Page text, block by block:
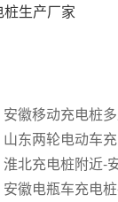
生产厂家
安徽移动充电桩
山东两轮电动车
淮北充电桩附近-
安徽电瓶车充电